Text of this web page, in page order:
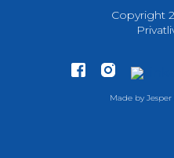
Copyright
Made by